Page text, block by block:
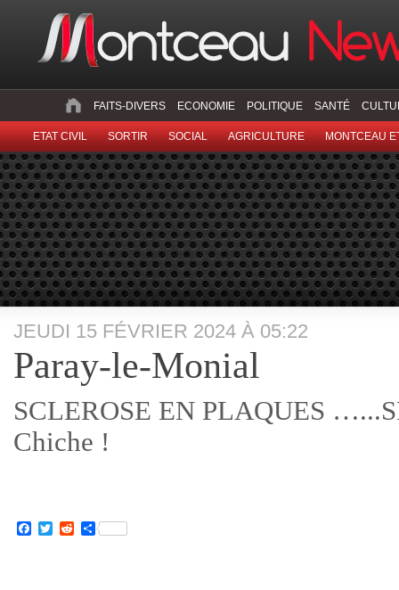
FAITS-DIVERS ECONOMIE POLITIQUE SANTÉ
ETAT CIVIL SORTIR SOCIAL AGRICULTURE MONTCEAU
JEUDI 15 FÉVRIER 2024 À 05:22
Paray-le-Monial
SCLEROSE EN PLAQUES
Chiche !
Facebook
TwitterRedditPartager